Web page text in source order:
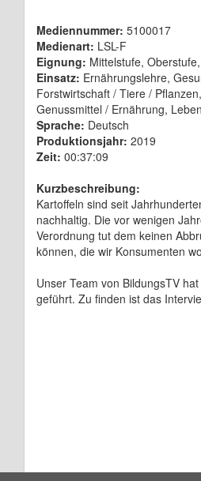
Mediennummer: 5100017
Medienart: LSL-F
Eignung: Mittelstufe,
Einsatz: Ernährungslehre,
Forstwirtschaft / Tiere /
Genussmittel / Ernährung,
Sprache: Deutsch
Produktionsjahr: 2019
Zeit: 00:37:09
Kurzbeschreibung:
Kartoffeln sind seit
nachhaltig. Die vor wenigen
Verordnung tut dem keinen
können, die wir Konsumenten
Unser Team von BildungsTV
geführt. Zu finden ist das